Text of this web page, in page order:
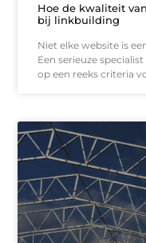
Hoe de kwaliteit
bij linkbuilding
Niet elke website is
Een serieuze
op een reeks criteria